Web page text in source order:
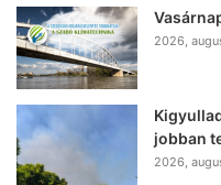
2026,
jobban
2026,